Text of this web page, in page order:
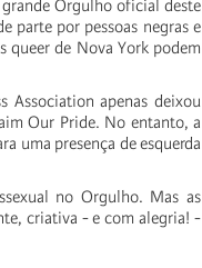
Orgulho oficial deste
parte por pessoas negras e
queer de Nova York podem
Association apenas deixou
Our Pride. No entanto, a
uma presença de esquerda
no Orgulho. Mas as
criativa - e com alegria! -